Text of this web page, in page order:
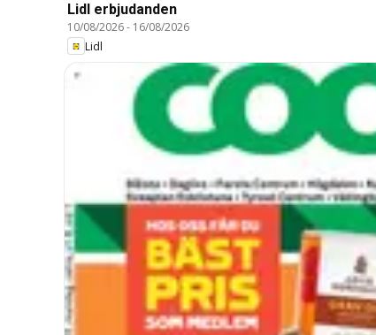
Lidl erbjudanden
10/08/2026- 16/08/2026
Lidl